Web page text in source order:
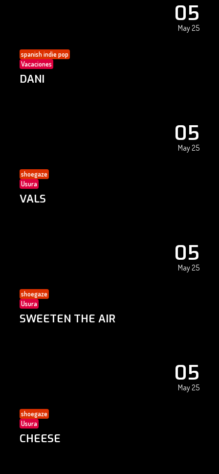
05
May 25
spanish indie pop
Vacaciones
DANI
05
May 25
shoegaze
Usura
VALS
05
May 25
shoegaze
Usura
SWEETEN THE AIR
05
May 25
shoegaze
Usura
CHEESE